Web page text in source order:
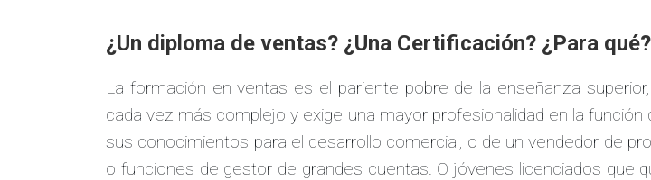
¿Un diploma de ventas? ¿Una Certificación? ¿Para qué?
La formación en ventas es el pariente pobre de la enseñanza
cada vez más complejo y exige una mayor profesionalidad en la
sus conocimientos para el desarrollo comercial, o de un vendedor de
o funciones de gestor de grandes cuentas. O jóvenes licenciados que